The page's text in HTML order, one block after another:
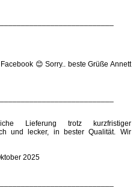
😊 Sorry.. beste Grüße Annett
Lieferung trotz kurzfristiger
und lecker, in bester Qualität. Wir
2025